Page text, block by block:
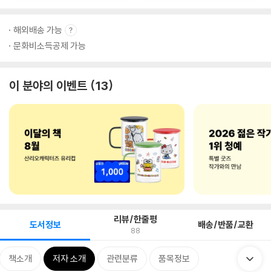
해외배송 가능
문화비소득공제 가능
이 분야의 이벤트 13
도서정보 리뷰/한줄평
88 배송/반품/교환
책소개 저자 소개 관련분류 품목정보